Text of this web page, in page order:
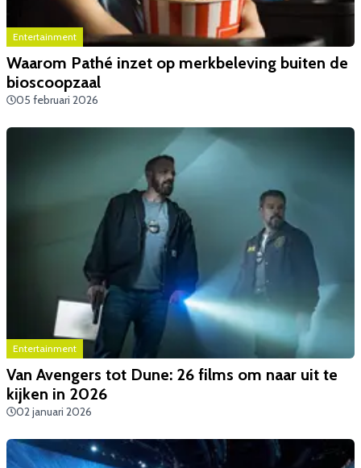
Entertainment
Waarom Pathé inzet op merkbeleving buiten de
bioscoopzaal
05 februari 2026
Entertainment
Van Avengers tot Dune: 26 films om naar uit te
kijken in 2026
02 januari 2026